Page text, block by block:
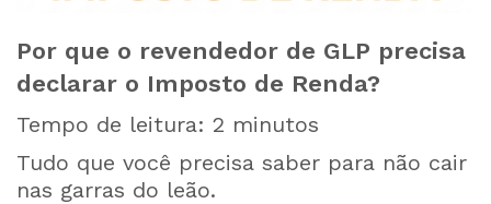
Por que o revendedor de GLP precisa
declarar o Imposto de Renda?
Tempo de leitura: 2 minutos
Tudo que você precisa saber para não cair
nas garras do leão.